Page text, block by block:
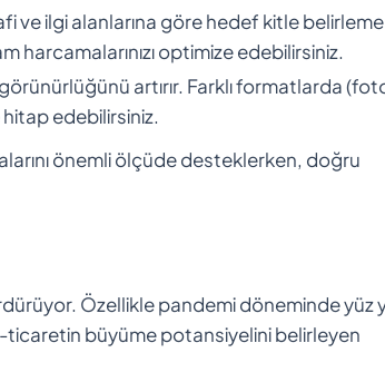
ve ilgi alanlarına göre hedef kitle belirleme
harcamalarınızı optimize edebilirsiniz.
artırır. Farklı formatlarda
edebilirsiniz.
önemli ölçüde desteklerken, doğru
Özellikle pandemi döneminde yüz
ticaretin büyüme potansiyelini belirleyen